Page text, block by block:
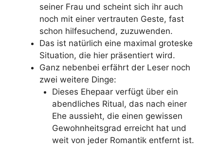
seiner Frau und scheint sich ihr auch
noch mit einer vertrauten Geste, fast
schon hilfesuchend, zuzuwenden.
Das ist natürlich eine maximal groteske
Situation, die hier präsentiert wird.
Ganz nebenbei erfährt der Leser noch
zwei weitere Dinge:
Dieses Ehepaar verfügt über ein
abendliches Ritual, das nach einer
Ehe aussieht, die einen gewissen
Gewohnheitsgrad erreicht hat und
weit von jeder Romantik entfernt ist.